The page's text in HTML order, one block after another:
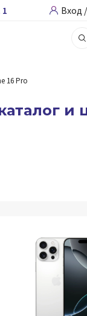
Вход
16 Pro
и